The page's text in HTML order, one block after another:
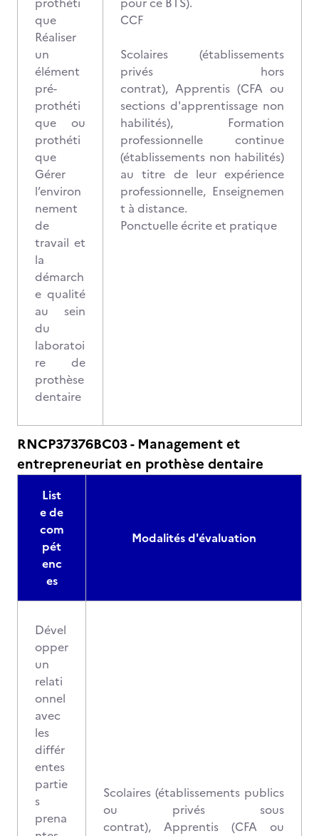
que
Réaliser
un
élément
pré-
prothéti
que ou
prothéti
que
Gérer
l’environ
nement
de
travail et
la
démarch
e qualité
au sein
du
laboratoi
re de
prothèse
dentaire
CCF
Scolaires (établissements
privés hors
contrat), Apprentis (CFA ou
sections d'apprentissage non
habilités), Formation
professionnelle continue
(établissements non habilités)
au titre de leur expérience
professionnelle, Enseignemen
t à distance.
Ponctuelle écrite et pratique
RNCP37376BC03 - Management et
entrepreneuriat en prothèse dentaire
List
e de
com
pét
enc
es
Modalités d'évaluation
Dével
opper
un
relati
onnel
avec
les
différ
entes
partie
s
prena
Scolaires (établissements publics
ou privés sous
contrat), Apprentis (CFA ou